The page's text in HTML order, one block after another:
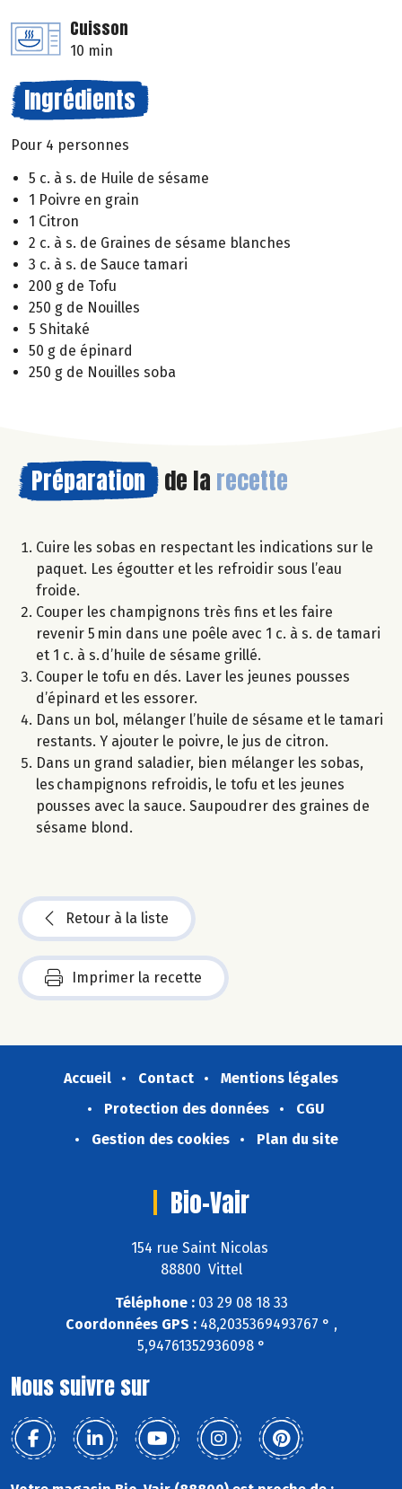
Cuisson
10 min
Ingrédients
Pour 4 personnes
5 c. à s. de Huile de sésame
1 Poivre en grain
1 Citron
2 c. à s. de Graines de sésame blanches
3 c. à s. de Sauce tamari
200 g de Tofu
250 g de Nouilles
5 Shitaké
50 g de épinard
250 g de Nouilles soba
Préparation de la recette
Cuire les sobas en respectant les indications sur le
paquet. Les égoutter et les refroidir sous l’eau
froide.
Couper les champignons très fins et les faire
revenir 5 min dans une poêle avec 1 c. à s. de tamari
et 1 c. à s. d’huile de sésame grillé.
Couper le tofu en dés. Laver les jeunes pousses
d’épinard et les essorer.
Dans un bol, mélanger l’huile de sésame et le tamari
restants. Y ajouter le poivre, le jus de citron.
Dans un grand saladier, bien mélanger les sobas,
les champignons refroidis, le tofu et les jeunes
pousses avec la sauce. Saupoudrer des graines de
sésame blond.
Retour à la liste
Imprimer la recette
Accueil Contact
Mentions légales
Protection des données
CGU
Gestion des cookies
Plan du site
Bio-Vair
154 rue Saint Nicolas
88800 Vittel
Téléphone :03 29 08 18 33
Coordonnées GPS :48,2035369493767 ° ,
5,94761352936098 °
Nous suivre sur